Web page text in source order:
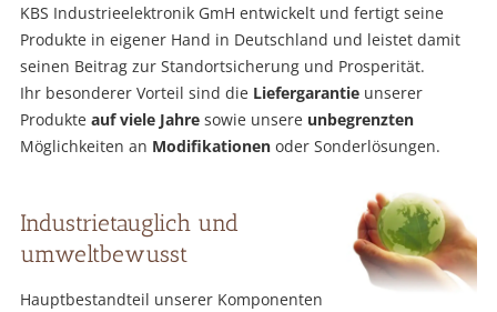
KBS Industrieelektronik GmH entwickelt und fertigt seine
Produkte in eigener Hand in Deutschland und leistet damit
seinen Beitrag zur Standortsicherung und Prosperität.
Ihr besonderer Vorteil sind die Liefergarantie unserer
Produkte auf viele Jahre sowie unsere unbegrenzten
Möglichkeiten an Modifikationen oder Sonderlösungen.
Industrietauglich und
umweltbewusst
Hauptbestandteil unserer Komponenten